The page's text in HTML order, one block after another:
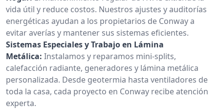
vida útil y reduce costos. Nuestros ajustes y auditorías
energéticas ayudan a los propietarios de Conway a
evitar averías y mantener sus sistemas eficientes.
Sistemas Especiales y Trabajo en Lámina
Metálica: Instalamos y reparamos mini-splits,
calefacción radiante, generadores y lámina metálica
personalizada. Desde geotermia hasta ventiladores de
toda la casa, cada proyecto en Conway recibe atención
experta.